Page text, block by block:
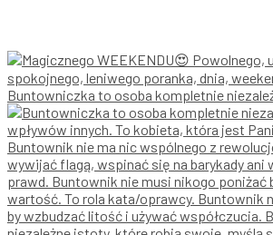
Buntowniczka to osoba kompletnie